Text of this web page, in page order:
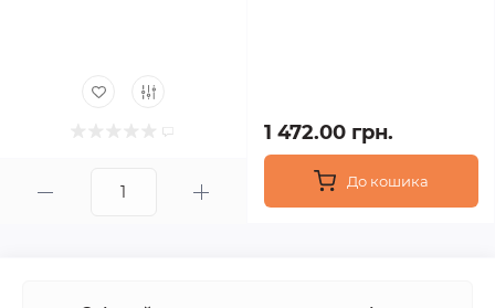
1 472.00 грн.
До кошика